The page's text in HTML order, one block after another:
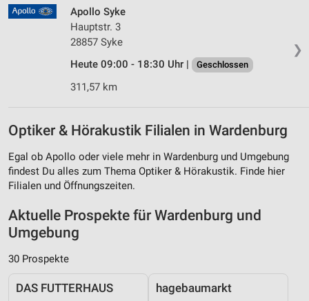
❯
Apollo Syke
Hauptstr. 3
28857 Syke
Heute 09:00 - 18:30 Uhr |
Geschlossen
311,57 km
Optiker & Hörakustik Filialen in Wardenburg
Egal ob Apollo oder viele mehr in Wardenburg und Umgebung
findest Du alles zum Thema Optiker & Hörakustik. Finde hier
Filialen und Öffnungszeiten.
Aktuelle Prospekte für Wardenburg und
Umgebung
30 Prospekte
DAS FUTTERHAUS hagebaumarkt